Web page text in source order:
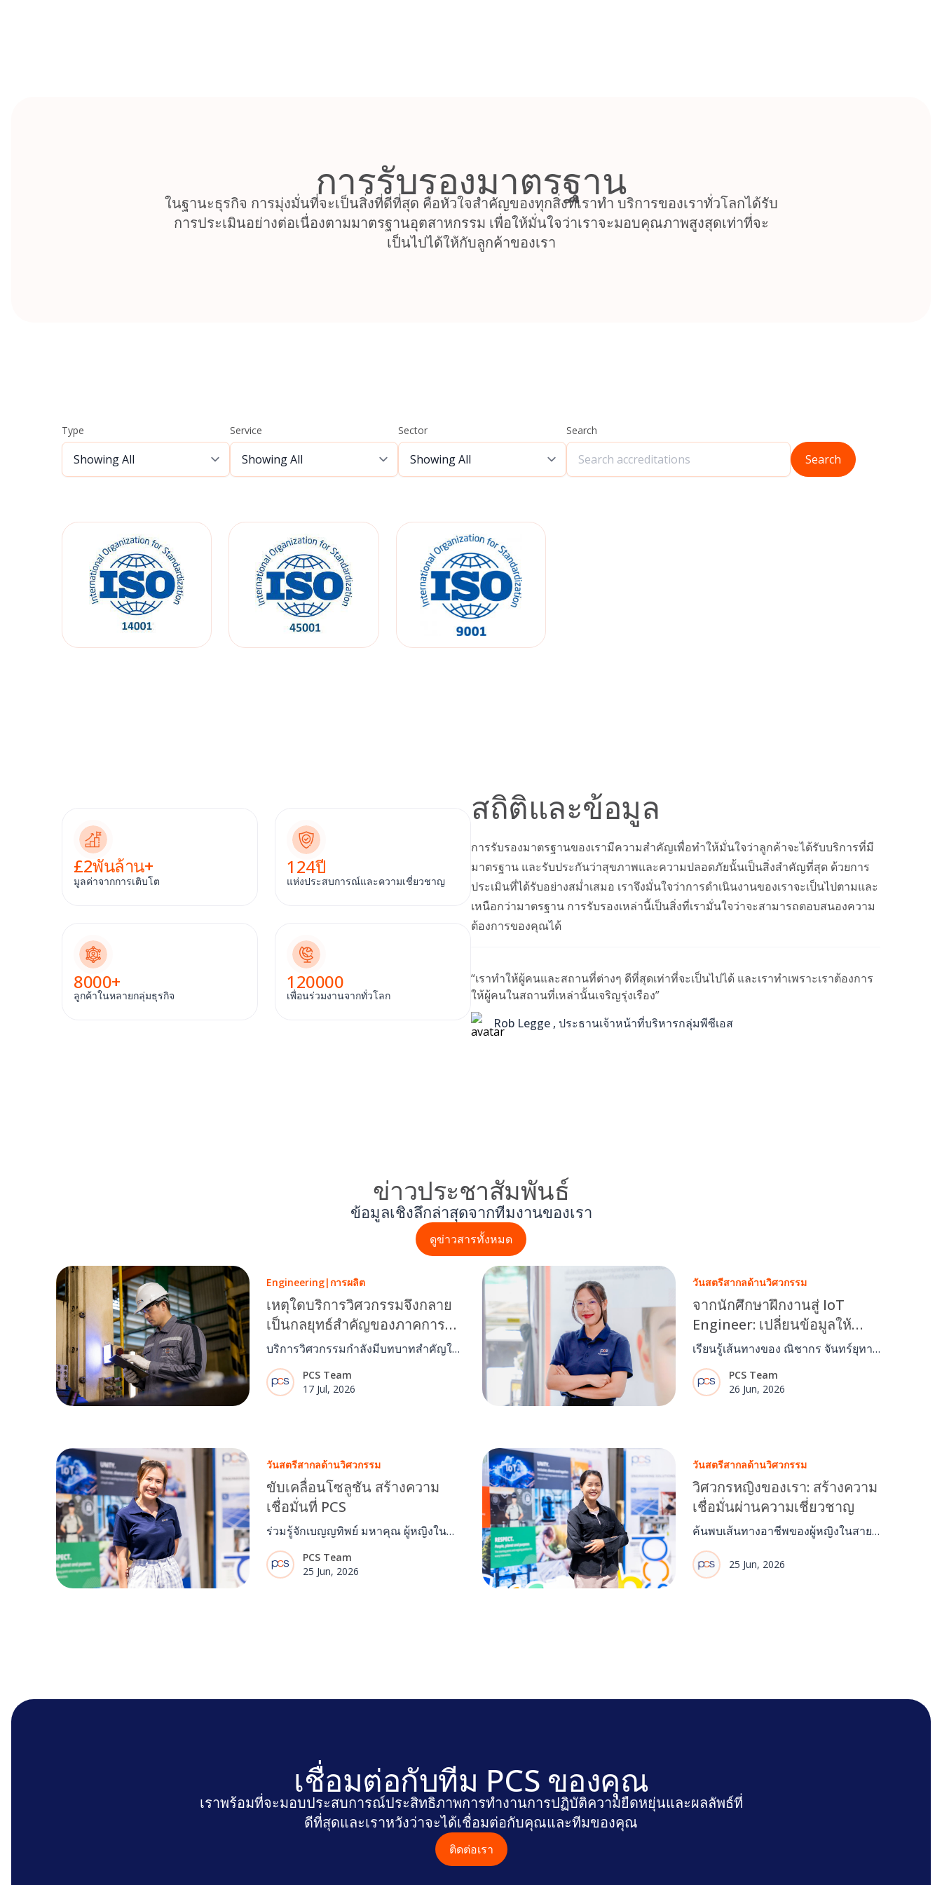
การรับรองมาตรฐาน
ในฐานะธุรกิจ การมุ่งมั่นที่จะเป็นสิ่งที่ดีที่สุด คือหัวใจสำคัญของทุกสิ่งที่เราทำ บริการของเราทั่วโลกได้รับ
การประเมินอย่างต่อเนื่องตามมาตรฐานอุตสาหกรรม เพื่อให้มั่นใจว่าเราจะมอบคุณภาพสูงสุดเท่าที่จะ
เป็นไปได้ให้กับลูกค้าของเรา
Type Service Sector Search
Search
สถิติและข้อมูล
การรับรองมาตรฐานของเรามีความสำคัญเพื่อทำให้มั่นใจว่าลูกค้าจะได้รับบริการที่มี
มาตรฐาน และรับประกันว่าสุขภาพและความปลอดภัยนั้นเป็นสิ่งสำคัญที่สุด ด้วยการ
ประเมินที่ได้รับอย่างสม่ำเสมอ เราจึงมั่นใจว่าการดำเนินงานของเราจะเป็นไปตามและ
เหนือกว่ามาตรฐาน การรับรองเหล่านี้เป็นสิ่งที่เรามั่นใจว่าจะสามารถตอบสนองความ
ต้องการของคุณได้
“เราทำให้ผู้คนและสถานที่ต่างๆ ดีที่สุดเท่าที่จะเป็นไปได้ และเราทำเพราะเราต้องการ
ให้ผู้คนในสถานที่เหล่านั้นเจริญรุ่งเรือง”
Rob Legge , ประธานเจ้าหน้าที่บริหารกลุ่มพีซีเอส
£2พันล้าน+
มูลค่าจากการเติบโต
124ปี
แห่งประสบการณ์และความเชี่ยวชาญ
8000+
ลูกค้าในหลายกลุ่มธุรกิจ
120000
เพื่อนร่วมงานจากทั่วโลก
ข่าวประชาสัมพันธ์
ข้อมูลเชิงลึกล่าสุดจากทีมงานของเรา
ดูข่าวสารทั้งหมด
Engineering|การผลิต
เหตุใดบริการวิศวกรรมจึงกลาย
เป็นกลยุทธ์สำคัญของภาคการ
ผลิตยุคใหม่
บริการวิศวกรรมกำลังมีบทบาทสำคัญใน
การยกระดับประสิทธิภาพการผลิตของ
ภาคอุตสาหกรรม ตั้งแต่การบำรุงรักษา
เชิงคาดการณ์ การจัดการพลังงาน ไป
Downtime และสนับสนุนการดำเนินงาน
อย่างยั่งยืน
PCS Team
17 Jul, 2026
วันสตรีสากลด้านวิศวกรรม
จากนักศึกษาฝึกงานสู่ IoT
Engineer: เปลี่ยนข้อมูลให้
เป็นการลงมือทำอย่างยั่งยืน
เรียนรู้เส้นทางของ ณิชากร จันทร์ยุทา
IoT Front-end Engineer ผู้พัฒนา
แพลตฟอร์ม IoT และแดชบอร์ดอัจฉริยะ
เพื่อช่วยองค์กรใช้ข้อมูลแบบเรียลไทม์
PCS Team
26 Jun, 2026
วันสตรีสากลด้านวิศวกรรม
ขับเคลื่อนโซลูชัน สร้างความ
เชื่อมั่นที่ PCS
ร่วมรู้จักเบญญทิพย์ มหาคุณ ผู้หญิงใน
สายงานวิศวกรรมของ PCS ที่นำความรู้
ด้านเทคนิค การวางแผน และการทำงาน
เป็นทีม มาสร้างโซลูชันที่เชื่อถือได้
PCS Team
25 Jun, 2026
วันสตรีสากลด้านวิศวกรรม
วิศวกรหญิงของเรา: สร้างความ
เชื่อมั่นผ่านความเชี่ยวชาญ
ค้นพบเส้นทางอาชีพของผู้หญิงในสาย
งานวิศวกรรม ผ่านความไว้วางใจ ความ
เชี่ยวชาญ และการทำงานร่วมกัน พร้อม
มุมมองจากคุณพิธิยา จันทร์สมร เกี่ยวกับ
25 Jun, 2026
เชื่อมต่อกับทีม PCS ของคุณ
เราพร้อมที่จะมอบประสบการณ์ประสิทธิภาพการทํางานการปฏิบัติความยืดหยุ่นและผลลัพธ์ที่
ดีที่สุดและเราหวังว่าจะได้เชื่อมต่อกับคุณและทีมของคุณ
ติดต่อเรา